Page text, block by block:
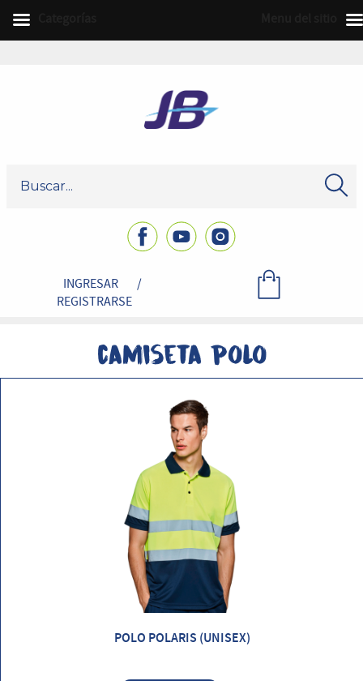
INGRESAR
/
REGISTRARSE
camiseta polo
POLO POLARIS (UNISEX)